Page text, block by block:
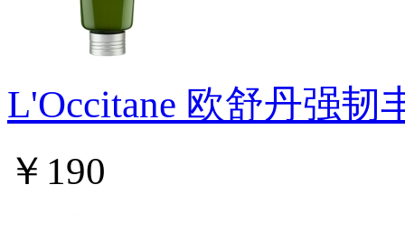
L'Occitane 欧舒丹强韧
￥190